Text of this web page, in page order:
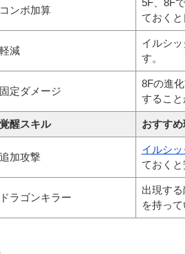
コンボ加算
ておくと
軽減
イルシ
す。
固定ダメージ
8Fの進
すること
覚醒スキル おすすめ
追加攻撃
イルシッ
ておくと
ドラゴンキラー
出現す
を持っ